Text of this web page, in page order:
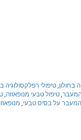
בחולון,טיפולי רפלקסולוגיה
המעבר, טיפול טבעי מנופאוזה,
המעבר על בסיס טבעי,